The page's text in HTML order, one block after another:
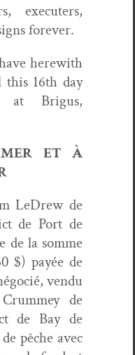
exe­cuters,
forever.
here­with
this 16th day
at Bri­gus,
ET À
LeDrew de
de Port de
de la somme
$) payée de
ven­du
de
de Bay de
pêche avec